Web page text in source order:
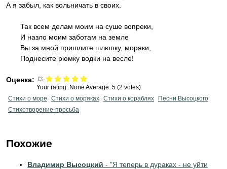
А я забыл, как вольничать в своих.
Так всем делам моим на суше вопреки,
И назло моим заботам на земле
Вы за мной пришлите шлюпку, моряки,
Поднесите рюмку водки на весле!
Оценка:
Your rating: None Average: 5 (2 votes)
Стихи о море
Стихи о моряках Стихи о кораблях
Песни Высоцкого
Стихотворение-просьба
Похожие
Владимир Высоцкий - "Я теперь в дураках - не уйти